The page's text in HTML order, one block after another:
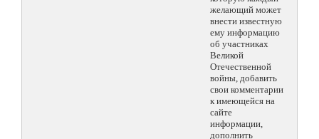
желающий может
внести известную
ему информацию
об участниках
Великой
Отечественной
войны, добавить
свои комментарии
к имеющейся на
сайте
информации,
дополнить